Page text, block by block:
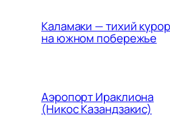
Каламаки — тихий
на южном побережье
Аэропорт Ираклиона
(Никос Казандзакис)